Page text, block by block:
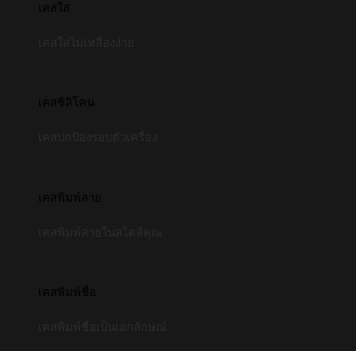
เคสใส
เคสซิลิโคน
เคสพิมพ์ลาย
เคสพิมพ์ชื่อ